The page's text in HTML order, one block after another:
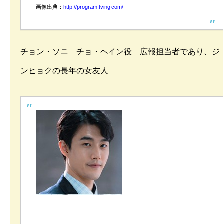
画像出典： http://program.tving.com/
チョン・ソニ チョ・ヘイン役 広報担当者であり、ジ
ンヒョクの長年の女友人